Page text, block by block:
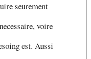
seurement
voire
est. Aussi